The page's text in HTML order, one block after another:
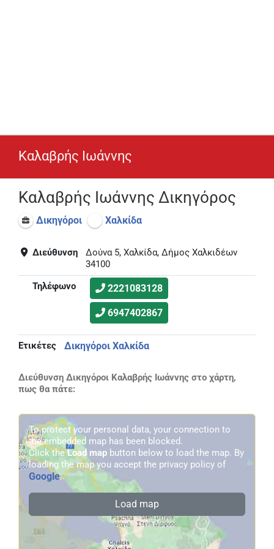
Καλαβρής Ιωάννης
Καλαβρής Ιωάννης Δικηγόρος
Δικηγόροι Χαλκίδα
Διεύθυνση
Δούνα 5, Χαλκίδα, Δήμος Χαλκιδέων
34100
Τηλέφωνο
2221083128
6947402867
Ετικέτες Δικηγόροι Χαλκίδα
Διεύθυνση Δικηγόροι Καλαβρής Ιωάννης στο χάρτη,
πως θα πάτε:
To protect your personal data, your connection to
the embedded map has been blocked.
Click theLoad map button below to load the map. By
loading the map you accept the privacy policy of
Google.
Load map